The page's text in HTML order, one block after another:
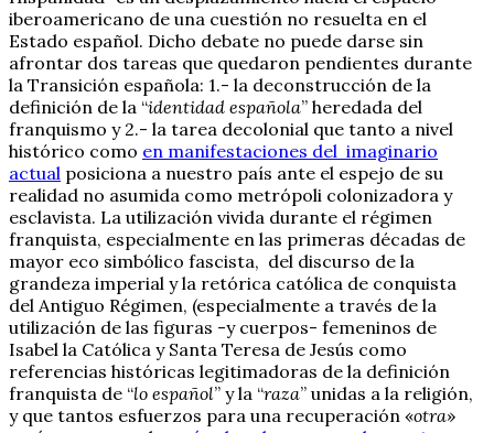
iberoamericano de una cuestión no resuelta en el
Estado español. Dicho debate no puede darse sin
afrontar dos tareas que quedaron pendientes durante
la Transición española: 1.- la deconstrucción de la
definición de la “identidad española” heredada del
franquismo y 2.- la tarea decolonial que tanto a nivel
histórico como en manifestaciones del imaginario
actual posiciona a nuestro país ante el espejo de su
realidad no asumida como metrópoli colonizadora y
esclavista. La utilización vivida durante el régimen
franquista, especialmente en las primeras décadas de
mayor eco simbólico fascista, del discurso de la
grandeza imperial y la retórica católica de conquista
del Antiguo Régimen, (especialmente a través de la
utilización de las figuras -y cuerpos- femeninos de
Isabel la Católica y Santa Teresa de Jesús como
referencias históricas legitimadoras de la definición
franquista de “lo español” y la “raza” unidas a la religión,
y que tantos esfuerzos para una recuperación «otra»